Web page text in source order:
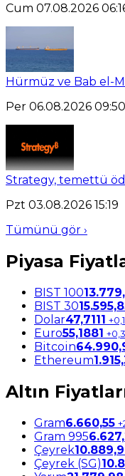
Cum 07.08.2026
Hürmüz ve Bab el-
Per 06.08.2026 09:50
Strategy, temettü
Pzt 03.08.2026 15:19
Tümünü gör ›
Piyasa
BIST 100
BIST 30
Dolar47,7111
Euro55,1881
Bitcoin
Ethereum
Altın
Gram6.660,55
Gram 995
Çeyrek
Çeyrek (SG)